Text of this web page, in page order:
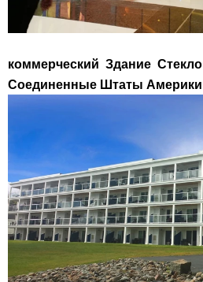
коммерческий Здание Стекло
Соединенные Штаты Америки